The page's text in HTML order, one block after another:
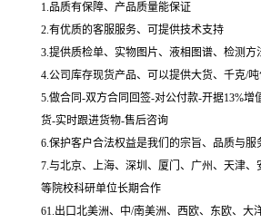
1.品质有保障、产品质量能保证
2.有优质的客服服务、可提供技术支持
3.提供质检单、实物图片、液相图谱、检测方
4.公司库存现货产品、可以提供大货、千克/
5.做合同-双方合同回签-对公付款-开据13%增
货-实时跟进货物-售后咨询
6.保护客户合法权益是我们的宗旨、品质与服
7.与北京、上海、深圳、厦门、广州、天津、
等院校科研单位长期合作
61.出口北美洲、中/南美洲、西欧、东欧、大